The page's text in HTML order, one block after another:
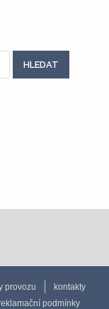
provozu
kontakty
podmínky